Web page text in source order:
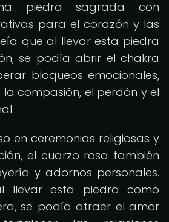
piedra sagrada con
para el corazón y las
que al llevar esta piedra
se podía abrir el chakra
bloqueos emocionales,
compasión, el perdón y el
en ceremonias religiosas y
el cuarzo rosa también
y adornos personales.
llevar esta piedra como
se podía atraer el amor